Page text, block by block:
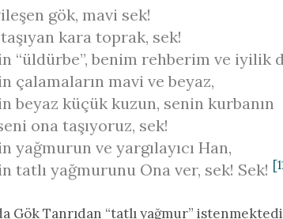
gök, mavi sek!
kara toprak, sek!
“üldürbe”, benim rehberim ve iyilik
çalamaların mavi ve beyaz,
beyaz küçük kuzun, senin kurbanın
ona taşıyoruz, sek!
yağmurun ve yargılayıcı Han,
tatlı yağmurunu Ona ver, sek! Sek!
Gök Tanrıdan “tatlı yağmur”